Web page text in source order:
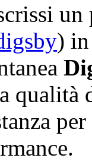
)
qualità